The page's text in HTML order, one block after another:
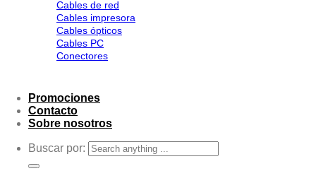
Cables de red
Cables impresora
Cables ópticos
Cables PC
Conectores
Promociones
Contacto
Sobre nosotros
Buscar por: